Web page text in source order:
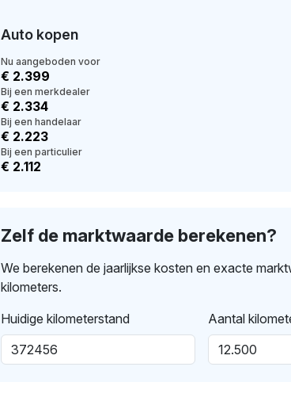
Auto kopen
Nu aangeboden voor
€ 2.399
Bij een merkdealer
€ 2.334
Bij een handelaar
€ 2.223
Bij een particulier
€ 2.112
Zelf de marktwaarde berekenen?
We berekenen de jaarlijkse kosten en exacte
kilometers.
Huidige kilometerstand
Aantal